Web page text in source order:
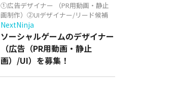
①広告デザイナー （PR用動画・静止
画制作）②UIデザイナー/リード候補
NextNinja
ソーシャルゲームのデザイナー
（広告（PR用動画・静止
画）/UI）を募集！